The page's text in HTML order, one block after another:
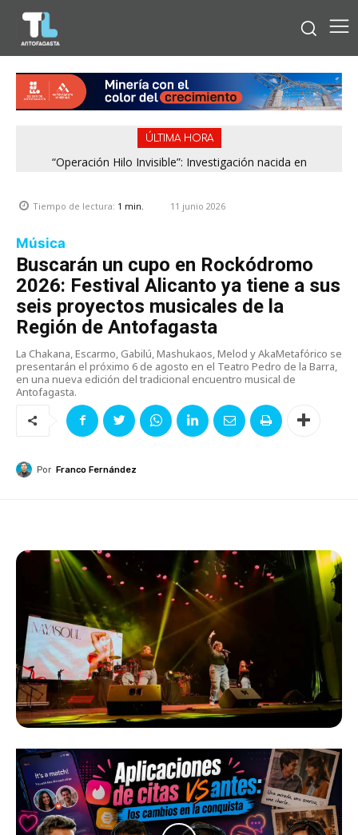
ÚLTIMA HORA
“Operación Hilo Invisible”: Investigación nacida en
Tiempo de lectura: 1 min. 11 junio 2026
Música
Buscarán un cupo en Rockódromo
2026: Festival Alicanto ya tiene a sus
seis proyectos musicales de la
Región de Antofagasta
La Chakana, Escarmo, Gabilú, Mashukaos, Melod y AkaMetafórico se
presentarán el próximo 6 de agosto en el Teatro Pedro de la Barra,
en una nueva edición del tradicional encuentro musical de
Antofagasta.
Por Franco Fernández